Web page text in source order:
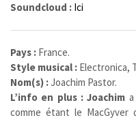
Soundcloud : Ici
Pays : France.
Style musical : Electronica,
Nom(s) :Joachim Pastor.
L’info en plus : Joachim
comme étant le MacGyver